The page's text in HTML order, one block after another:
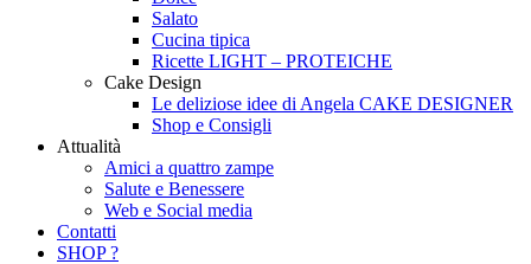
Salato
Cucina tipica
Ricette LIGHT – PROTEICHE
Cake Design
Le deliziose idee di Angela CAKE DESIGNER
Shop e Consigli
Attualità
Amici a quattro zampe
Salute e Benessere
Web e Social media
Contatti
SHOP ?